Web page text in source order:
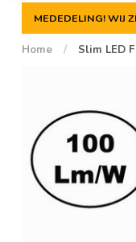
MEDEDELING! WIJ
Home / Slim LED